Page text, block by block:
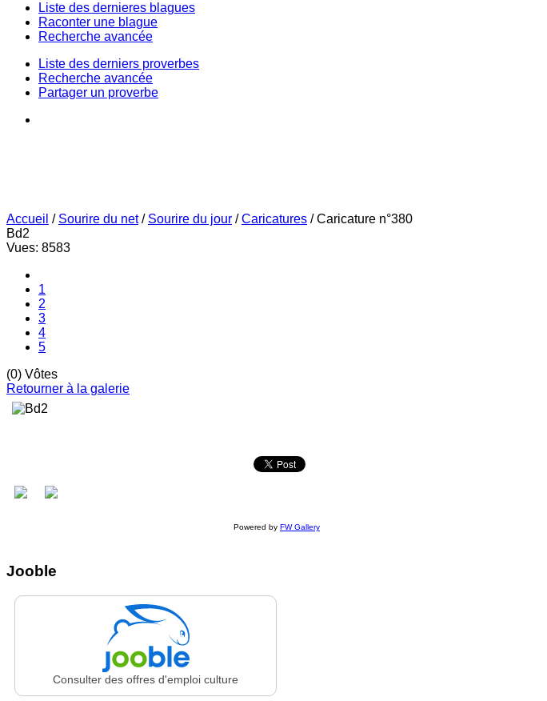
Liste des dernieres blagues
Raconter une blague
Recherche avancée
Liste des derniers proverbes
Recherche avancée
Partager un proverbe
Accueil / Sourire du net / Sourire du jour /Caricatures /Caricature n°380
Bd2
Vues: 8583
1
2
3
4
5
(0) Vôtes
Retourner à la galerie
Powered by FW Gallery
Jooble
Consulter des offres d'emploi culture